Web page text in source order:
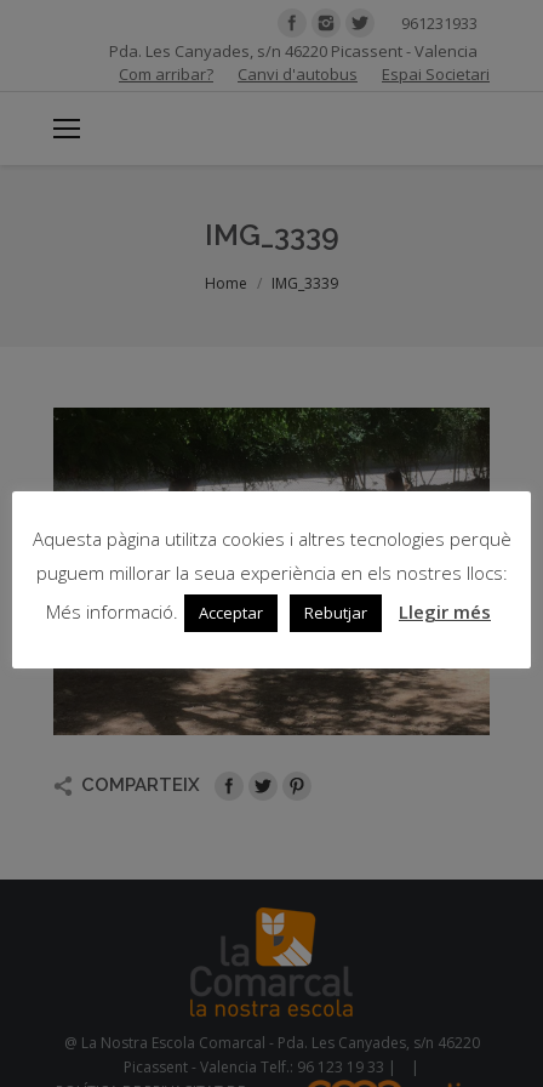
961231933
Pda. Les Canyades, s/n 46220 Picassent - Valencia
Com arribar?
Canvi d'autobus Espai Societari
IMG_3339
Home IMG_3339
COMPARTEIX
@ La Nostra Escola Comarcal - Pda. Les Canyades, s/n 46220
Picassent - Valencia Telf.: 96 123 19 33 |
|
Aquesta pàgina utilitza cookies i altres tecnologies perquè
puguem millorar la seua experiència en els nostres llocs:
Més informació.
Acceptar Rebutjar Llegir més